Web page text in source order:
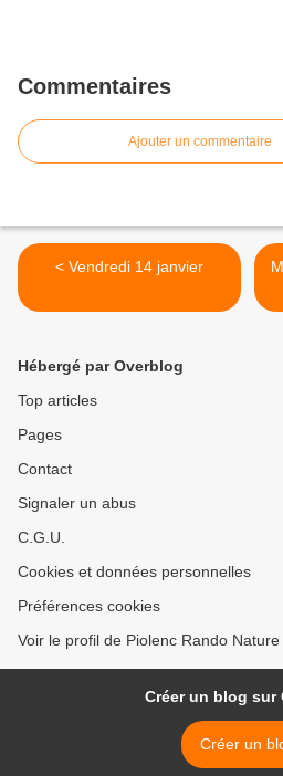
Commentaires
Ajouter un commentaire
< Vendredi 14 janvier
Hébergé par Overblog
Top articles
Pages
Contact
Signaler un abus
C.G.U.
Cookies et données personnelles
Préférences cookies
Voir le profil de Piolenc Rando
Créer un blog sur
Créer un